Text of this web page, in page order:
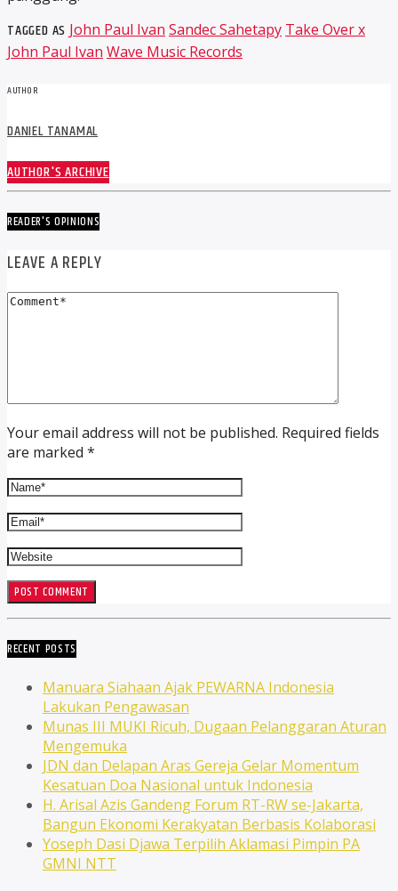
TAGGED ASJohn Paul Ivan Sandec Sahetapy Take Over x
John Paul Ivan Wave Music Records
AUTHOR
DANIEL TANAMAL
AUTHOR'S ARCHIVE
READER'S OPINIONS
LEAVE A REPLY
Your email address will not be published. Required fields
are marked *
RECENT POSTS
Manuara Siahaan Ajak PEWARNA Indonesia
Lakukan Pengawasan
Munas III MUKI Ricuh, Dugaan Pelanggaran Aturan
Mengemuka
JDN dan Delapan Aras Gereja Gelar Momentum
Kesatuan Doa Nasional untuk Indonesia
H. Arisal Azis Gandeng Forum RT-RW se-Jakarta,
Bangun Ekonomi Kerakyatan Berbasis Kolaborasi
Yoseph Dasi Djawa Terpilih Aklamasi Pimpin PA
GMNI NTT